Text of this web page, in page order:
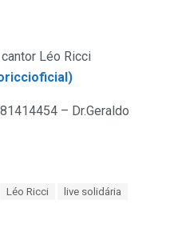
Léo Ricci
– Dr.Geraldo
Léo Ricci
live solidária